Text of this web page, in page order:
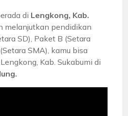
di Lengkong, Kab.
melanjutkan pendidikan
SD), Paket B (Setara
SMA), kamu bisa
Kab. Sukabumi di